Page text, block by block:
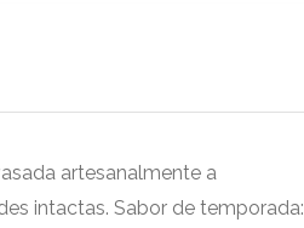
artesanalmente a
intactas. Sabor de temporada: